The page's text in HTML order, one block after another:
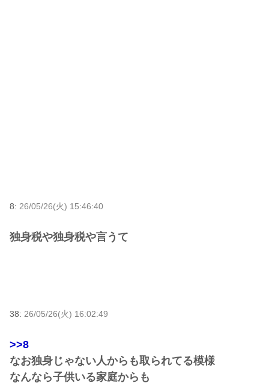
8: 26/05/26(火) 15:46:40
独身税や独身税や言うて
38: 26/05/26(火) 16:02:49
>>8
なお独身じゃない人からも取られてる模様
なんなら子供いる家庭からも